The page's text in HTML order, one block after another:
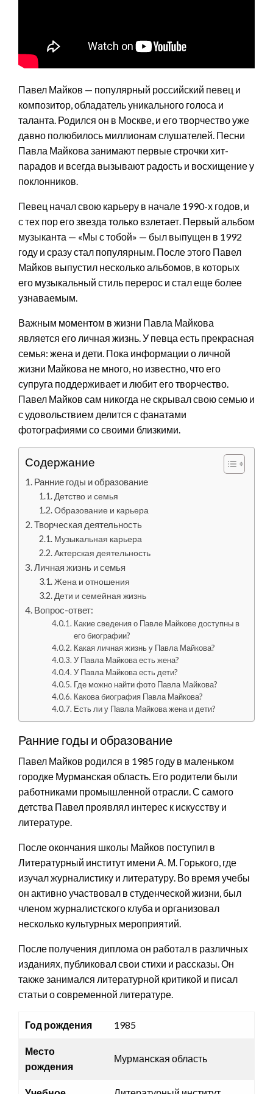
Павел Майков — популярный российский певец и
композитор, обладатель уникального голоса и
таланта. Родился он в Москве, и его творчество уже
давно полюбилось миллионам слушателей. Песни
Павла Майкова занимают первые строчки хит-
парадов и всегда вызывают радость и восхищение у
поклонников.
Певец начал свою карьеру в начале 1990-х годов, и
с тех пор его звезда только взлетает. Первый альбом
музыканта — «Мы с тобой» — был выпущен в 1992
году и сразу стал популярным. После этого Павел
Майков выпустил несколько альбомов, в которых
его музыкальный стиль перерос и стал еще более
узнаваемым.
Важным моментом в жизни Павла Майкова
является его личная жизнь. У певца есть прекрасная
семья: жена и дети. Пока информации о личной
жизни Майкова не много, но известно, что его
супруга поддерживает и любит его творчество.
Павел Майков сам никогда не скрывал свою семью и
с удовольствием делится с фанатами
фотографиями со своими близкими.
Содержание
Ранние годы и образование
Детство и семья
Образование и карьера
Творческая деятельность
Музыкальная карьера
Актерская деятельность
Личная жизнь и семья
Жена и отношения
Дети и семейная жизнь
Вопрос-ответ:
Какие сведения о Павле Майкове доступны в
его биографии?
Какая личная жизнь у Павла Майкова?
У Павла Майкова есть жена?
У Павла Майкова есть дети?
Где можно найти фото Павла Майкова?
Какова биография Павла Майкова?
Есть ли у Павла Майкова жена и дети?
Ранние годы и образование
Павел Майков родился в 1985 году в маленьком
городке Мурманская область. Его родители были
работниками промышленной отрасли. С самого
детства Павел проявлял интерес к искусству и
литературе.
После окончания школы Майков поступил в
Литературный институт имени А. М. Горького, где
изучал журналистику и литературу. Во время учебы
он активно участвовал в студенческой жизни, был
членом журналистского клуба и организовал
несколько культурных мероприятий.
После получения диплома он работал в различных
изданиях, публиковал свои стихи и рассказы. Он
также занимался литературной критикой и писал
статьи о современной литературе.
Год рождения 1985
Место
рождения
Мурманская область